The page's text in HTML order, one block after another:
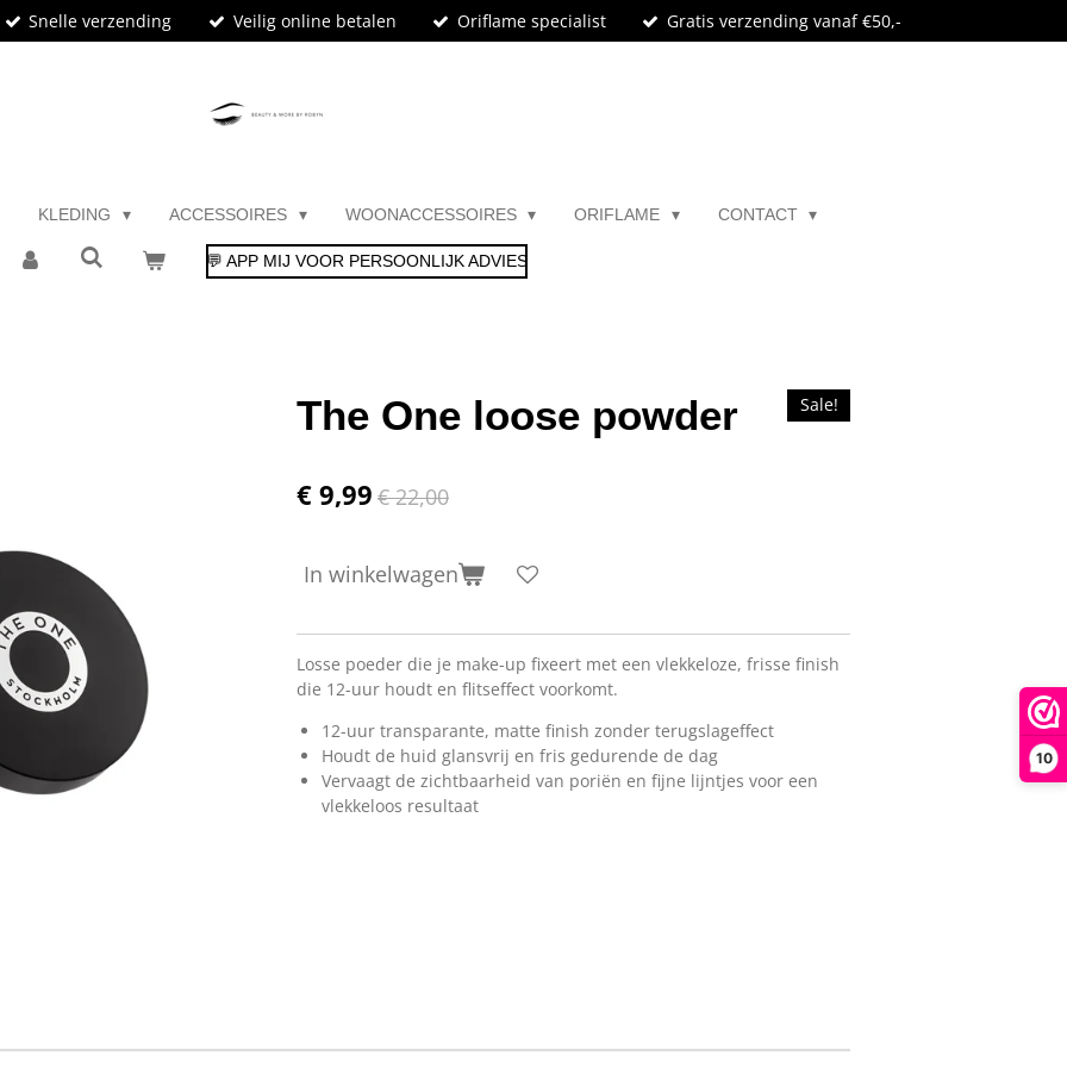
10
Snelle verzending Veilig online betalen Oriflame specialist Gratis verzending vanaf €50,-
KLEDING ACCESSOIRES WOONACCESSOIRES ORIFLAME CONTACT
💬 APP MIJ VOOR PERSOONLIJK ADVIES
The One loose powder Sale!
€ 9,99 € 22,00
In winkelwagen
Losse poeder die je make-up fixeert met een vlekkeloze, frisse finish
die 12-uur houdt en flitseffect voorkomt.
12-uur transparante, matte finish zonder terugslageffect
Houdt de huid glansvrij en fris gedurende de dag
Vervaagt de zichtbaarheid van poriën en fijne lijntjes voor een
vlekkeloos resultaat